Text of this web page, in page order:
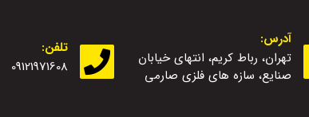
آدرس:
تهران، رباط کریم، انتهای خیابان
صنایع، سازه های فلزی صارمی
تلفن:
09121971608